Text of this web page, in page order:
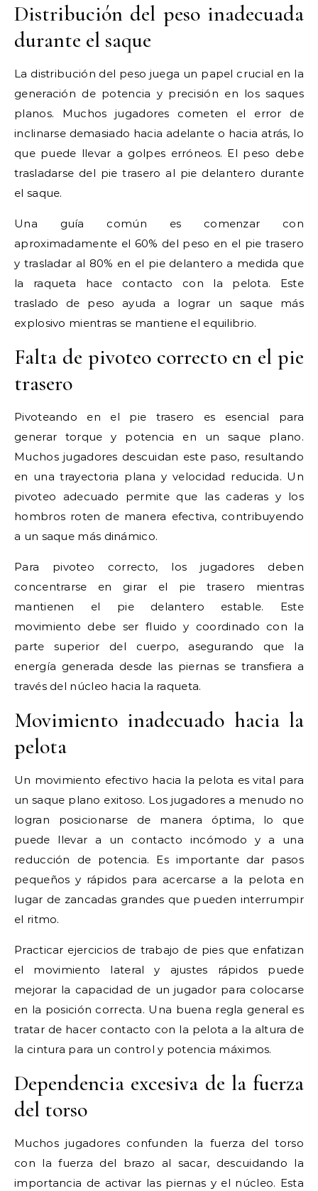
Distribución del peso inadecuada
durante el saque
La distribución del peso juega un papel crucial en la
generación de potencia y precisión en los saques
planos. Muchos jugadores cometen el error de
inclinarse demasiado hacia adelante o hacia atrás, lo
que puede llevar a golpes erróneos. El peso debe
trasladarse del pie trasero al pie delantero durante
el saque.
Una guía común es comenzar con
aproximadamente el 60% del peso en el pie trasero
y trasladar al 80% en el pie delantero a medida que
la raqueta hace contacto con la pelota. Este
traslado de peso ayuda a lograr un saque más
explosivo mientras se mantiene el equilibrio.
Falta de pivoteo correcto en el pie
trasero
Pivoteando en el pie trasero es esencial para
generar torque y potencia en un saque plano.
Muchos jugadores descuidan este paso, resultando
en una trayectoria plana y velocidad reducida. Un
pivoteo adecuado permite que las caderas y los
hombros roten de manera efectiva, contribuyendo
a un saque más dinámico.
Para pivoteo correcto, los jugadores deben
concentrarse en girar el pie trasero mientras
mantienen el pie delantero estable. Este
movimiento debe ser fluido y coordinado con la
parte superior del cuerpo, asegurando que la
energía generada desde las piernas se transfiera a
través del núcleo hacia la raqueta.
Movimiento inadecuado hacia la
pelota
Un movimiento efectivo hacia la pelota es vital para
un saque plano exitoso. Los jugadores a menudo no
logran posicionarse de manera óptima, lo que
puede llevar a un contacto incómodo y a una
reducción de potencia. Es importante dar pasos
pequeños y rápidos para acercarse a la pelota en
lugar de zancadas grandes que pueden interrumpir
el ritmo.
Practicar ejercicios de trabajo de pies que enfatizan
el movimiento lateral y ajustes rápidos puede
mejorar la capacidad de un jugador para colocarse
en la posición correcta. Una buena regla general es
tratar de hacer contacto con la pelota a la altura de
la cintura para un control y potencia máximos.
Dependencia excesiva de la fuerza
del torso
Muchos jugadores confunden la fuerza del torso
con la fuerza del brazo al sacar, descuidando la
importancia de activar las piernas y el núcleo. Esta